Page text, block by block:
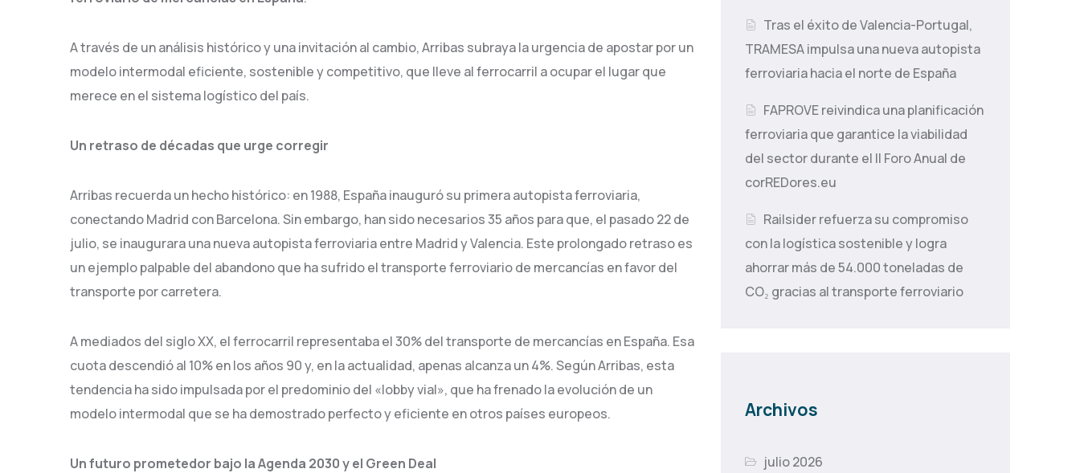
A través de un análisis histórico y una invitación al cambio, Arribas subraya la urgencia de apostar por un
modelo intermodal eficiente, sostenible y competitivo, que lleve al ferrocarril a ocupar el lugar que
merece en el sistema logístico del país.
Un retraso de décadas que urge corregir
Arribas recuerda un hecho histórico: en 1988, España inauguró su primera autopista ferroviaria,
conectando Madrid con Barcelona. Sin embargo, han sido necesarios 35 años para que, el pasado 22 de
julio, se inaugurara una nueva autopista ferroviaria entre Madrid y Valencia. Este prolongado retraso es
un ejemplo palpable del abandono que ha sufrido el transporte ferroviario de mercancías en favor del
transporte por carretera.
A mediados del siglo XX, el ferrocarril representaba el 30% del transporte de mercancías en España. Esa
cuota descendió al 10% en los años 90 y, en la actualidad, apenas alcanza un 4%. Según Arribas, esta
tendencia ha sido impulsada por el predominio del «lobby vial», que ha frenado la evolución de un
modelo intermodal que se ha demostrado perfecto y eficiente en otros países europeos.
Un futuro prometedor bajo la Agenda 2030 y el Green Deal
Tras el éxito de Valencia-Portugal,
TRAMESA impulsa una nueva autopista
ferroviaria hacia el norte de España
FAPROVE reivindica una planificación
ferroviaria que garantice la viabilidad
del sector durante el II Foro Anual de
corREDores.eu
Railsider refuerza su compromiso
con la logística sostenible y logra
ahorrar más de 54.000 toneladas de
CO₂ gracias al transporte ferroviario
Archivos
julio 2026